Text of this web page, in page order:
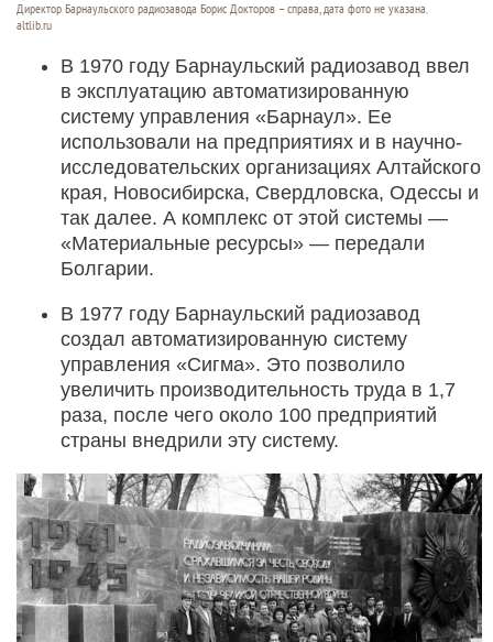
Директор Барнаульского радиозавода Борис Докторов – справа, дата фото не указана.
altlib.ru
В 1970 году Барнаульский радиозавод ввел
в эксплуатацию автоматизированную
систему управления «Барнаул». Ее
использовали на предприятиях и в научно-
исследовательских организациях Алтайского
края, Новосибирска, Свердловска, Одессы и
так далее. А комплекс от этой системы —
«Материальные ресурсы» — передали
Болгарии.
В 1977 году Барнаульский радиозавод
создал автоматизированную систему
управления «Сигма». Это позволило
увеличить производительность труда в 1,7
раза, после чего около 100 предприятий
страны внедрили эту систему.